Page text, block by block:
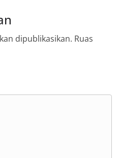
dipublikasikan. Ruas